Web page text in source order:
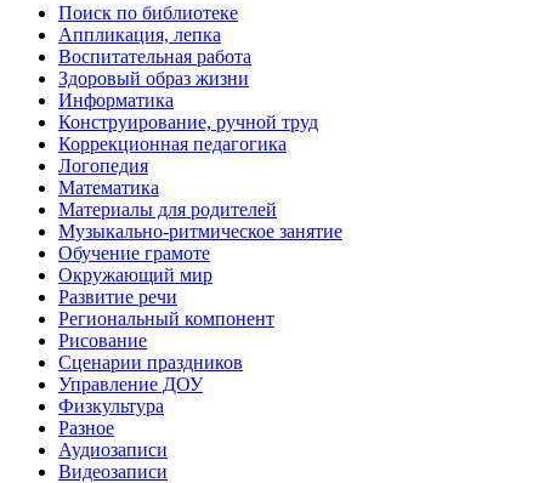
Поиск по библиотеке
Аппликация, лепка
Воспитательная работа
Здоровый образ жизни
Информатика
Конструирование, ручной труд
Коррекционная педагогика
Логопедия
Математика
Материалы для родителей
Музыкально-ритмическое занятие
Обучение грамоте
Окружающий мир
Развитие речи
Региональный компонент
Рисование
Сценарии праздников
Управление ДОУ
Физкультура
Разное
Аудиозаписи
Видеозаписи